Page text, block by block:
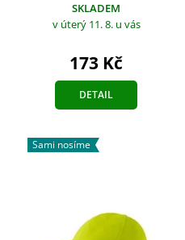
SKLADEM
v úterý 11. 8. u vás
173 Kč
DETAIL
Sami nosíme